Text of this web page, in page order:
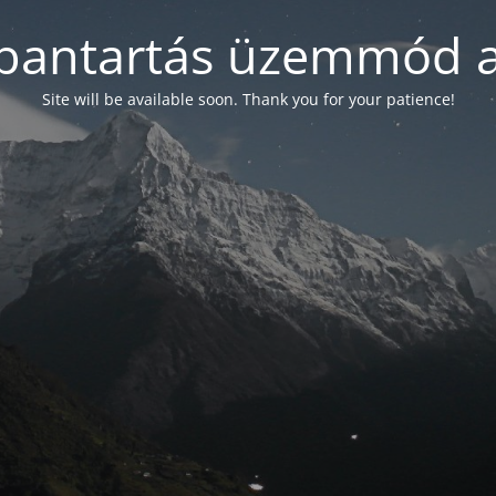
üzemmód
Site will be available soon. Thank you for your patience!